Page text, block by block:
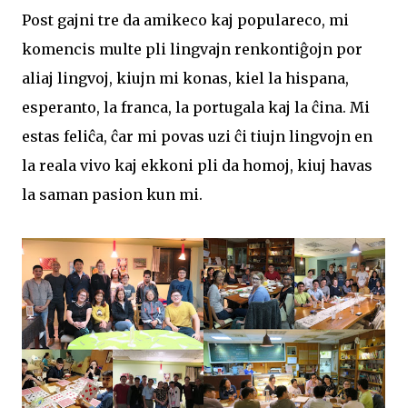
Post gajni tre da amikeco kaj populareco, mi
komencis multe pli lingvajn renkontiĝojn por
aliaj lingvoj, kiujn mi konas, kiel la hispana,
esperanto, la franca, la portugala kaj la ĉina. Mi
estas feliĉa, ĉar mi povas uzi ĉi tiujn lingvojn en
la reala vivo kaj ekkoni pli da homoj, kiuj havas
la saman pasion kun mi.